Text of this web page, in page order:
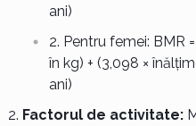
ani)
Pentru femei: BMR
în kg) + (3,098 ×
ani)
Factorul de activitate: